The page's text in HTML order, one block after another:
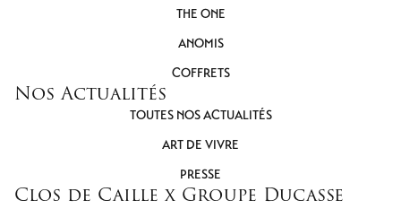
THE ONE
ANOMIS
COFFRETS
Nos Actualités
TOUTES NOS ACTUALITÉS
ART DE VIVRE
PRESSE
Clos de Caille x Groupe Ducasse